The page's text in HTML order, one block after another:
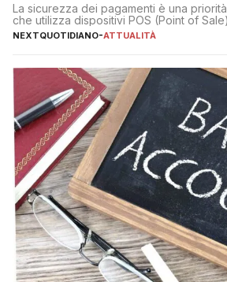
La sicurezza dei pagamenti è una
che utilizza dispositivi POS (Point of
NEXTQUOTIDIANO-ATTUALITÀ